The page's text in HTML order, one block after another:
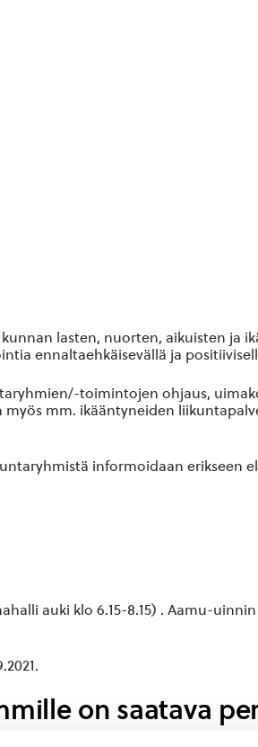
lasten, nuorten, aikuisten ja
ennaltaehkäisevällä ja
toimintojen ohjaus,
mm. ikääntyneiden
informoidaan erikseen
auki klo 6.15-8.15) . Aamu-
on saatava